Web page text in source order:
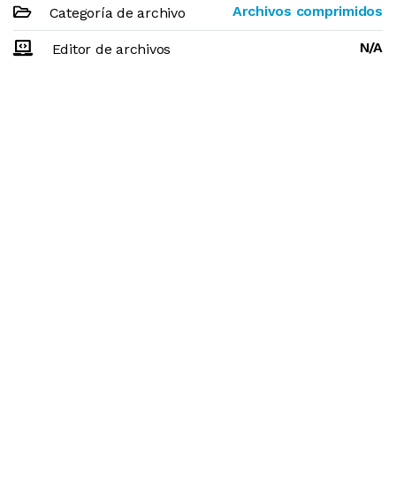
Categoría de archivo Archivos comprimidos
Editor de archivos N/A